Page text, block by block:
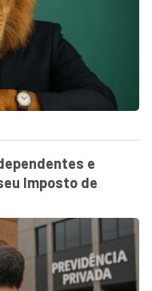
e
Imposto de